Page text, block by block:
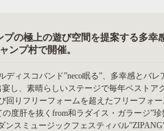
の極上の遊び空間を提案する多幸
ンプ村で開催。
ィスコバンド”neco眠る”、多幸感とバ
し、素晴らしいステージで毎年ベストア
回りフリーフォームを超えたフリーフォ
度肝を抜くfrom和ラダイス・ガラージ”
スミュージックフェスティバル